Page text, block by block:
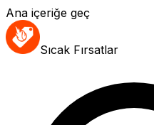
Ana içeriğe geç
Sıcak Fırsatlar